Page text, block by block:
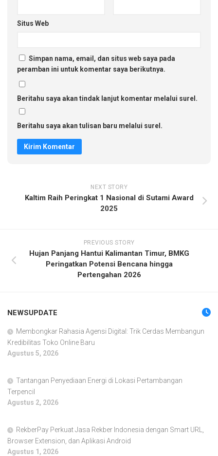
Situs Web
Simpan nama, email, dan situs web saya pada
peramban ini untuk komentar saya berikutnya.
Beritahu saya akan tindak lanjut komentar melalui surel.
Beritahu saya akan tulisan baru melalui surel.
NEXT STORY
Kaltim Raih Peringkat 1 Nasional di Sutami Award
2025
PREVIOUS STORY
Hujan Panjang Hantui Kalimantan Timur, BMKG
Peringatkan Potensi Bencana hingga
Pertengahan 2026
NEWSUPDATE
Membongkar Rahasia Agensi Digital: Trik Cerdas Membangun
Kredibilitas Toko Online Baru
Agustus 5, 2026
Tantangan Penyediaan Energi di Lokasi Pertambangan
Terpencil
Agustus 2, 2026
RekberPay Perkuat Jasa Rekber Indonesia dengan Smart URL,
Browser Extension, dan Aplikasi Android
Agustus 1, 2026